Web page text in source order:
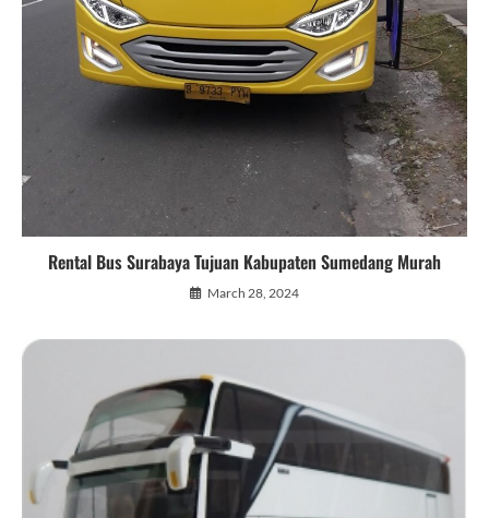
Rental Bus Surabaya Tujuan Kabupaten Sumedang Murah
March 28, 2024